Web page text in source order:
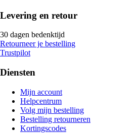
Levering en retour
30 dagen bedenktijd
Retourneer je bestelling
Trustpilot
Diensten
Mijn account
Helpcentrum
Volg mijn bestelling
Bestelling retourneren
Kortingscodes